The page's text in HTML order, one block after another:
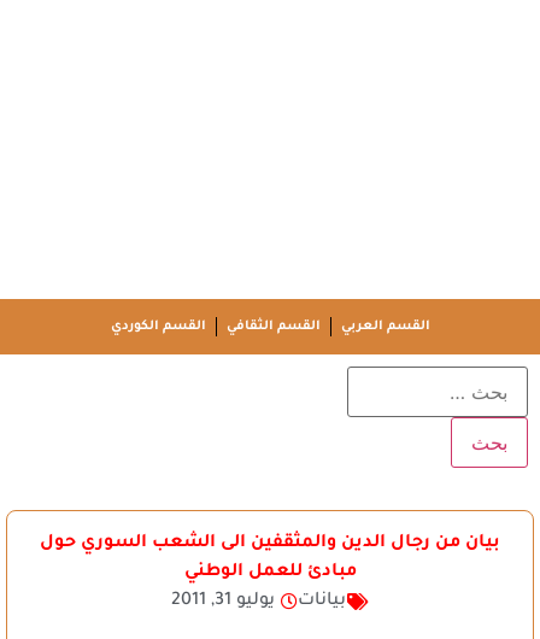
القسم العربي القسم الثقافي القسم الكوردي
بيان من رجال الدين والمثقفين الى الشعب السوري حول
مبادئ للعمل الوطني
بيانات
يوليو 31, 2011